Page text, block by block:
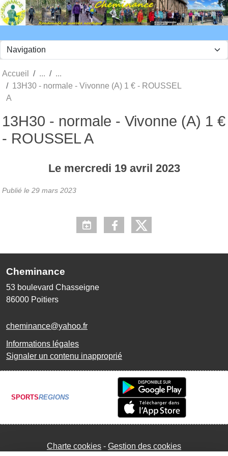
Accueil
13H30 - normale - Vivonne (A) 1 € - ROUSSEL
A
13H30 - normale - Vivonne (A) 1 €
- ROUSSEL A
Le mercredi 19 avril 2023
Publié le 29 mars 2023
Cheminance
53 boulevard Chasseigne
86000 Poitiers
cheminance@yahoo.fr
Informations légales
Signaler un contenu inapproprié
SPORTSREGIONS
Charte cookies Gestion des cookies
Panneau de gestion des cookies